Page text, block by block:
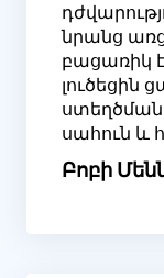
նրանց
բացառիկ
լուծեցին
ստեղծման
սահուն և
Բոբի